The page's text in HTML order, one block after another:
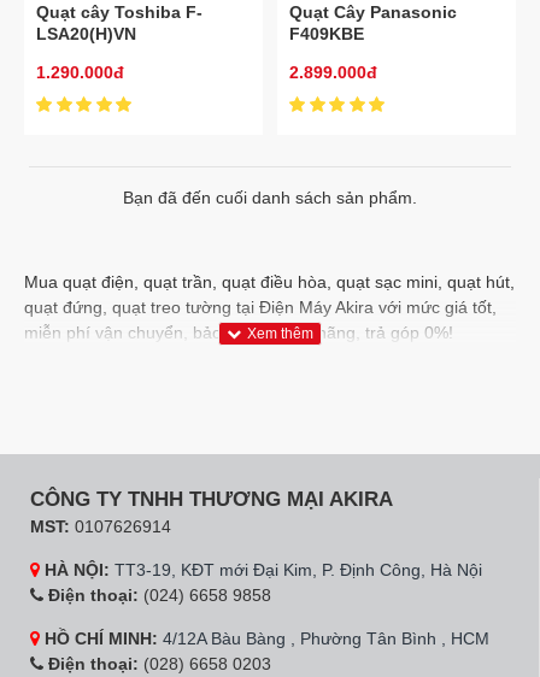
Quạt cây Toshiba F-
LSA20(H)VN
1.290.000đ
Quạt Cây Panasonic
F409KBE
2.899.000đ
Bạn đã đến cuối danh sách sản phẩm.
Mua quạt điện, quạt trần, quạt điều hòa, quạt sạc mini, quạt hút,
quạt đứng, quạt treo tường tại Điện Máy Akira với mức giá tốt,
miễn phí vận chuyển, bảo hành chính hãng, trả góp 0%!
CÔNG TY TNHH THƯƠNG MẠI AKIRA
MST: 0107626914
HÀ NỘI: TT3-19, KĐT mới Đại Kim, P. Định Công, Hà Nội
Điện thoại: (024) 6658 9858
HỒ CHÍ MINH: 4/12A Bàu Bàng , Phường Tân Bình , HCM
Điện thoại: (028) 6658 0203